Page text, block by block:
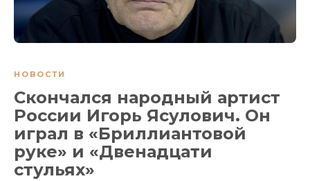
НОВОСТИ
Скончался народный артист
России Игорь Ясулович. Он
играл в «Бриллиантовой
руке» и «Двенадцати
стульях»